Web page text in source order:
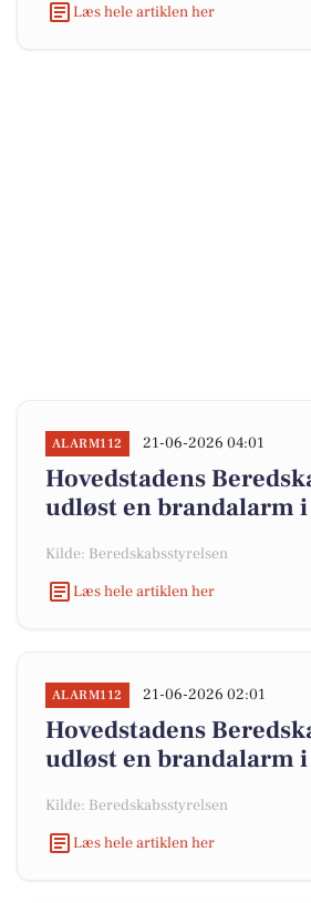
Læs hele artiklen her
ALARM112 21-06-2026 04:01
Hovedstadens
udløst en brandalarm
Kilde: Beredskabsstyrelsen
Læs hele artiklen her
ALARM112 21-06-2026 02:01
Hovedstadens
udløst en brandalarm
Kilde: Beredskabsstyrelsen
Læs hele artiklen her